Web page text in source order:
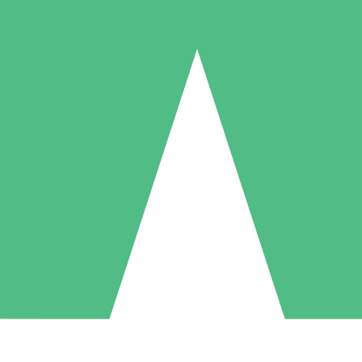
Individuella Kreditpaket
per användning med nedladdningskrediter. Inget månatligt åtagande
5 Nedladdningar
US$